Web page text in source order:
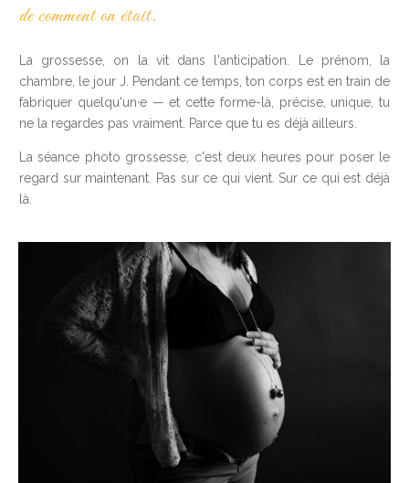
de comment on était.
La grossesse, on la vit dans l'anticipation. Le prénom, la
chambre, le jour J. Pendant ce temps, ton corps est en train de
fabriquer quelqu'un·e — et cette forme-là, précise, unique, tu
ne la regardes pas vraiment. Parce que tu es déjà ailleurs.
La séance photo grossesse, c'est deux heures pour poser le
regard sur maintenant. Pas sur ce qui vient. Sur ce qui est déjà
là.